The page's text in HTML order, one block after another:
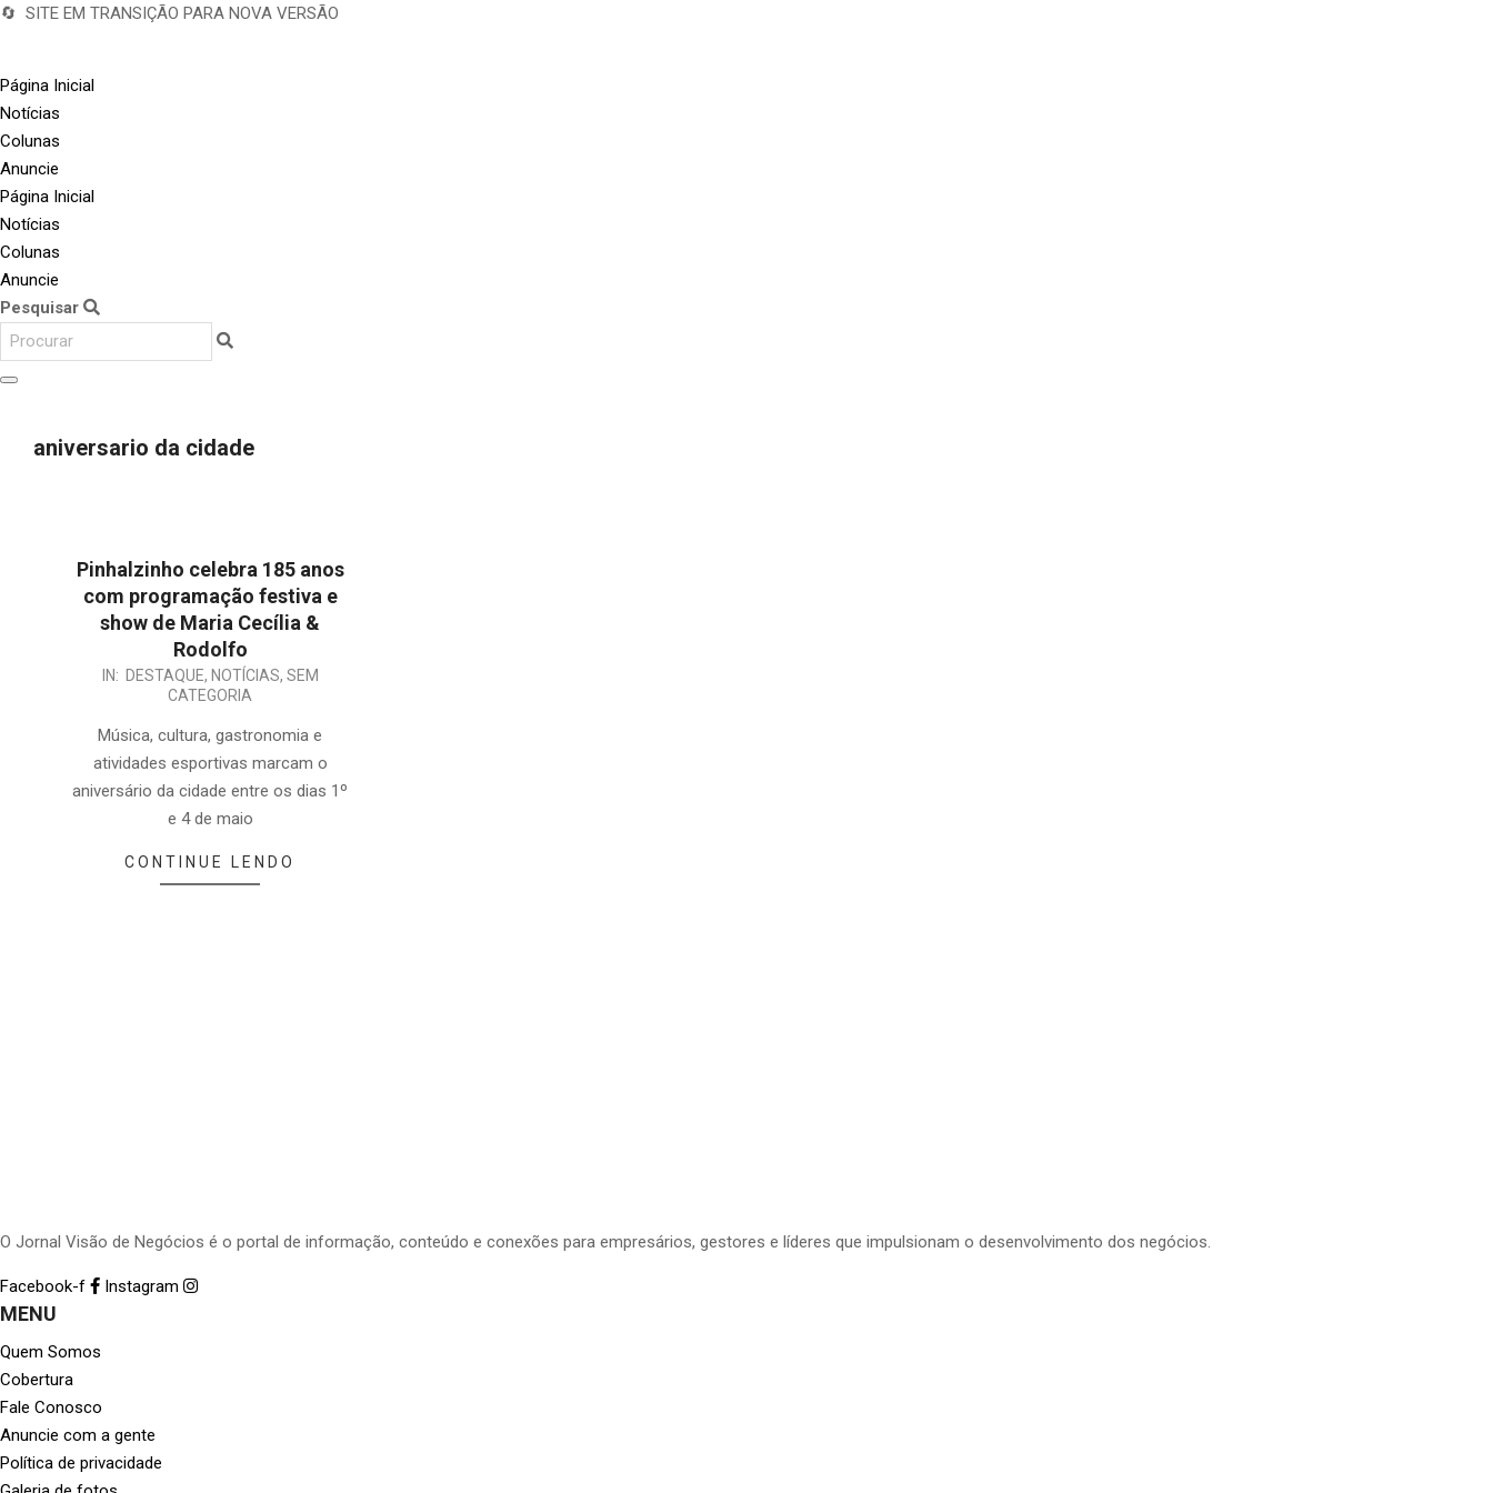
🔄 SITE EM TRANSIÇÃO PARA NOVA VERSÃO
Página Inicial
Notícias
Colunas
Anuncie
Página Inicial
Notícias
Colunas
Anuncie
Pesquisar
aniversario da cidade
Pinhalzinho celebra 185 anos
com programação festiva e
show de Maria Cecília &
Rodolfo
2025-IN: DESTAQUE, NOTÍCIAS, SEM
CATEGORIA
Música, cultura, gastronomia e
atividades esportivas marcam o
aniversário da cidade entre os dias 1º
e 4 de maio
CONTINUE LENDO
O Jornal Visão de Negócios é o portal de informação, conteúdo e conexões para empresários, gestores e líderes que impulsionam o desenvolvimento dos negócios.
Facebook-f Instagram
MENU
Quem Somos
Cobertura
Fale Conosco
Anuncie com a gente
Política de privacidade